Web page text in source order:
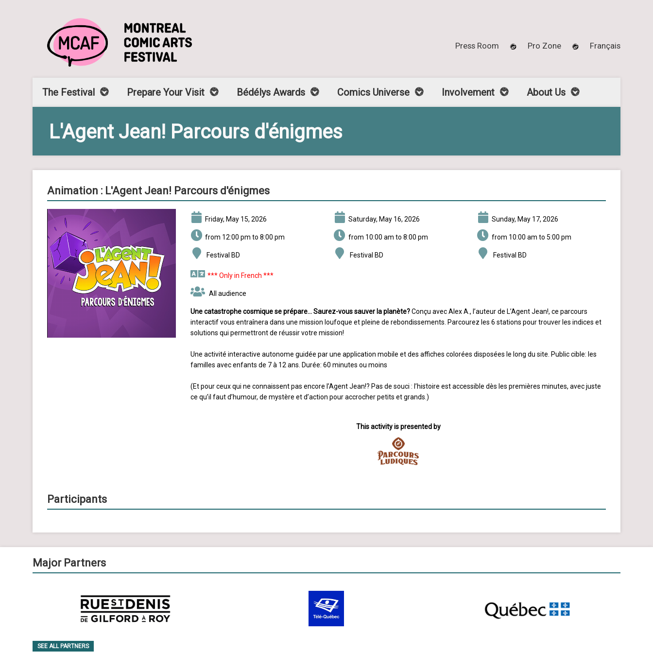
Press Room Pro Zone Français
The Festival Prepare Your Visit Bédélys Awards Comics Universe Involvement About Us
L'Agent Jean! Parcours d'énigmes
Animation : L'Agent Jean! Parcours d'énigmes
Friday, May 15, 2026
from 12:00 pm to 8:00 pm
Festival BD
Saturday, May 16, 2026
from 10:00 am to 8:00 pm
Festival BD
Sunday, May 17, 2026
from 10:00 am to 5:00 pm
Festival BD
*** Only in French ***
All audience
Une catastrophe cosmique se prépare… Saurez-vous sauver la planète?Conçu avec Alex A., l’auteur de L’Agent Jean!, ce parcours
interactif vous entraînera dans une mission loufoque et pleine de rebondissements. Parcourez les 6 stations pour trouver les indices et
solutions qui permettront de réussir votre mission!
Une activité interactive autonome guidée par une application mobile et des affiches colorées disposées le long du site. Public cible: les
familles avec enfants de 7 à 12 ans. Durée: 60 minutes ou moins
(Et pour ceux qui ne connaissent pas encore l’Agent Jean!? Pas de souci : l’histoire est accessible dès les premières minutes, avec juste
ce qu’il faut d’humour, de mystère et d’action pour accrocher petits et grands.)
This activity is presented by
Participants
Major Partners
SEE ALL PARTNERS